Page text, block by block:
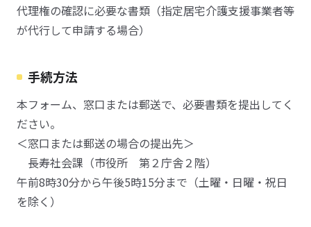
代理権の確認に必要な書類（指定居宅介護支援事業者等
が代行して申請する場合）
手続方法
本フォーム、窓口または郵送で、必要書類を提出してく
ださい。
＜窓口または郵送の場合の提出先＞
長寿社会課（市役所 第２庁舎２階）
午前8時30分から午後5時15分まで（土曜・日曜・祝日
を除く）